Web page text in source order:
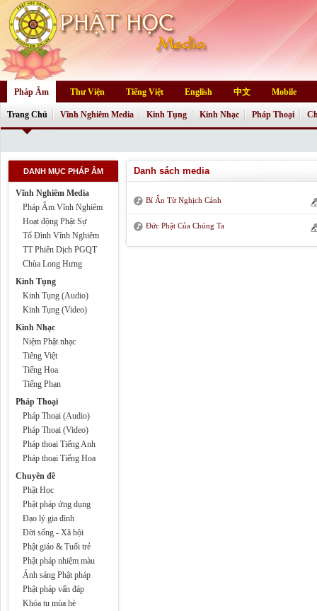
Pháp Âm Thư Viện Tiếng Việt English 中文 Mobile
Trang Chủ Vĩnh Nghiêm Media Kinh Tụng Kinh Nhạc Pháp Thoại
DANH MỤC PHÁP ÂM
Vĩnh Nghiêm Media
Pháp Âm Vĩnh Nghiêm
Hoạt động Phật Sự
Tổ Đình Vĩnh Nghiêm
TT Phiên Dịch PGQT
Chùa Long Hưng
Kinh Tụng
Kinh Tụng (Audio)
Kinh Tụng (Video)
Kinh Nhạc
Niệm Phật nhạc
Tiêng Việt
Tiếng Hoa
Tiếng Phạn
Pháp Thoại
Pháp Thoại (Audio)
Pháp Thoại (Video)
Pháp thoại Tiếng Anh
Pháp thoại Tiếng Hoa
Chuyên đề
Phật Học
Phật pháp ứng dụng
Đạo lý gia đình
Đời sống - Xã hội
Phật giáo & Tuổi trẻ
Phật pháp nhiệm màu
Ánh sáng Phật pháp
Phật pháp vấn đáp
Khóa tu mùa hè
Danh sách media
Bí Ẩn Từ Nghịch Cảnh
Đức Phật Của Chúng Ta